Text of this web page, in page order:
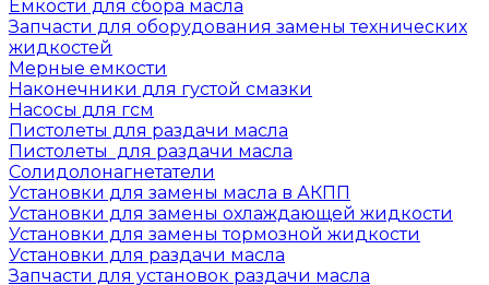
Емкости для сбора масла
Запчасти для оборудования замены технических
жидкостей
Мерные емкости
Наконечники для густой смазки
Насосы для гсм
Пистолеты для раздачи масла
Пистолеты для раздачи масла
Солидолонагнетатели
Установки для замены масла в АКПП
Установки для замены охлаждающей жидкости
Установки для замены тормозной жидкости
Установки для раздачи масла
Запчасти для установок раздачи масла